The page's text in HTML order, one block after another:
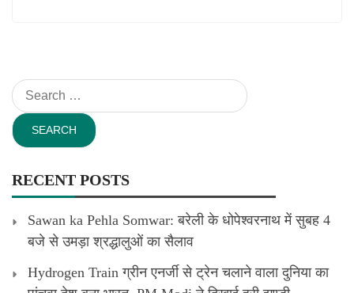
Search
for:
RECENT POSTS
Sawan ka Pehla Somwar: बरेली के धोपेश्वरनाथ में सुबह 4
बजे से उमड़ा श्रद्धालुओं का सैलाव
Hydrogen Train ग्रीन एनर्जी से ट्रेन चलाने वाला दुनिया का